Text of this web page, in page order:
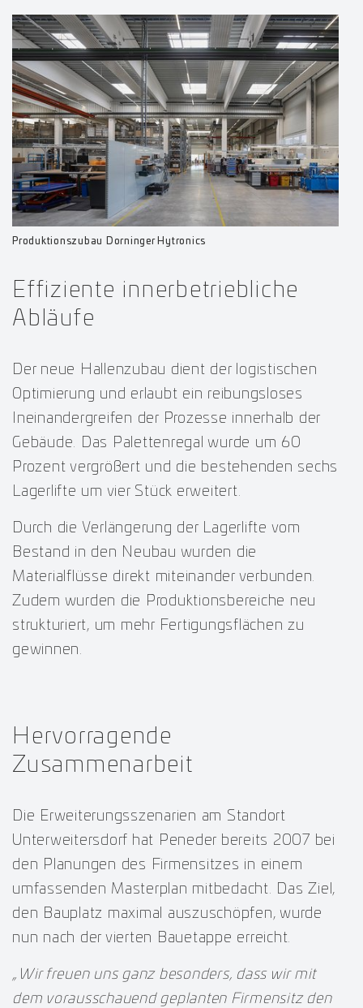
Produktionszubau Dorninger Hytronics
Effiziente innerbetriebliche
Abläufe
Der neue Hallenzubau dient der logistischen
Optimierung und erlaubt ein reibungsloses
Ineinandergreifen der Prozesse innerhalb der
Gebäude. Das Palettenregal wurde um 60
Prozent vergrößert und die bestehenden sechs
Lagerlifte um vier Stück erweitert.
Durch die Verlängerung der Lagerlifte vom
Bestand in den Neubau wurden die
Materialflüsse direkt miteinander verbunden.
Zudem wurden die Produktionsbereiche neu
strukturiert, um mehr Fertigungsflächen zu
gewinnen.
Hervorragende
Zusammenarbeit
Die Erweiterungsszenarien am Standort
Unterweitersdorf hat Peneder bereits 2007 bei
den Planungen des Firmensitzes in einem
umfassenden Masterplan mitbedacht. Das Ziel,
den Bauplatz maximal auszuschöpfen, wurde
nun nach der vierten Bauetappe erreicht.
„Wir freuen uns ganz besonders, dass wir mit
dem vorausschauend geplanten Firmensitz den